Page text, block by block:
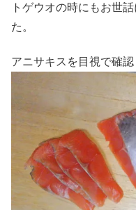
トゲウオの時にもお世
た。
アニサキスを目視で確